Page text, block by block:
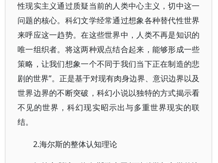
性现实主义通过质疑当前的人类中心主义，切中这一
问题的核心。科幻文学经常通过想象各种替代性世界
来呼应这一趋势。在这些世界中，人类不再是知识的
唯一组织者。将这两种观点结合起来，能够形成一些
策略，让我们想象一个不同于我们当下正在制造的悲
剧的世界”。正是基于对现有肉身边界、意识边界以及
世界边界的不断突破，科幻小说以独特的方式揭示看
不见的世界，科幻现实昭示出与多重世界现实的联
结。
2.海尔斯的整体认知理论